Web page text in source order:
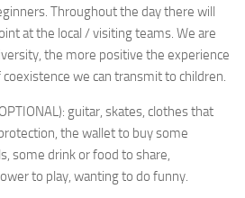
Throughout the day there will
at the local / visiting teams. We are
the more positive the experience
we can transmit to children.
guitar, skates, clothes that
the wallet to buy some
some drink or food to share,
to play, wanting to do funny.